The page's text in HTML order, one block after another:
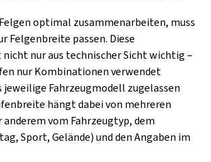
optimal zusammenarbeiten, muss
Felgenbreite passen. Diese
nur aus technischer Sicht wichtig –
nur Kombinationen verwendet
jeweilige Fahrzeugmodell zugelassen
hängt dabei von mehreren
vom Fahrzeugtyp, dem
Sport, Gelände) und den Angaben im